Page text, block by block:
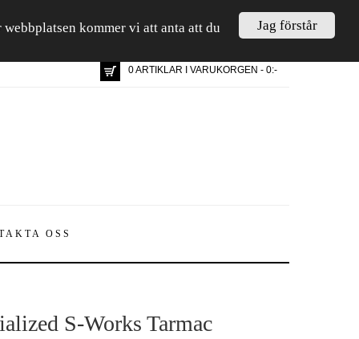
Jag förstår
kommer vi att anta att du
0 ARTIKLAR I VARUKORGEN - 0:-
OSS
S-Works Tarmac